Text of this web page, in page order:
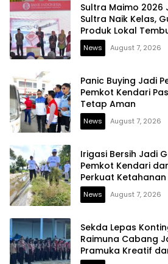
Sultra Maimo 2026
Sultra Naik Kelas,
Produk Lokal
News August 7, 2026
Panic Buying Jadi
Pemkot Kendari
Tetap Aman
News August 7, 2026
Irigasi Bersih Jadi
Pemkot Kendari
Perkuat
News August 7, 2026
Sekda Lepas
Raimuna Cabang
Pramuka Kreatif